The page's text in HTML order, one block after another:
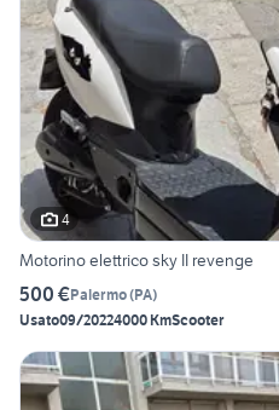
4
Motorino elettrico sky II revenge
500 €Palermo(PA)
Usato09/20224000 KmScooter